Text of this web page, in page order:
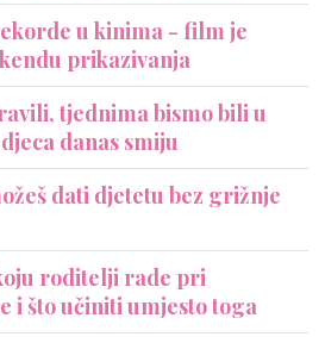
u kinima - film je
prikazivanja
tjednima bismo bili u
danas smiju
dati djetetu bez grižnje
roditelji rade pri
i što učiniti umjesto toga